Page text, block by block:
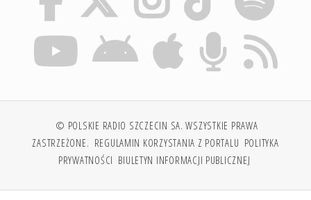
© POLSKIE RADIO SZCZECIN SA. WSZYSTKIE PRAWA
ZASTRZEŻONE. REGULAMIN KORZYSTANIA Z PORTALU POLITYKA
PRYWATNOŚCI BIULETYN INFORMACJI PUBLICZNEJ